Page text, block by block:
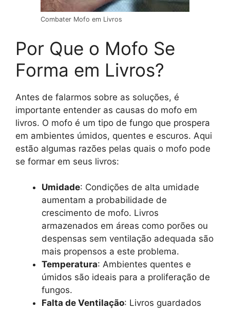
Combater Mofo em Livros
Por Que o Mofo Se
Forma em Livros?
Antes de falarmos sobre as soluções, é
importante entender as causas do mofo em
livros. O mofo é um tipo de fungo que prospera
em ambientes úmidos, quentes e escuros. Aqui
estão algumas razões pelas quais o mofo pode
se formar em seus livros:
Umidade: Condições de alta umidade
aumentam a probabilidade de
crescimento de mofo. Livros
armazenados em áreas como porões ou
despensas sem ventilação adequada são
mais propensos a este problema.
Temperatura: Ambientes quentes e
úmidos são ideais para a proliferação de
fungos.
Falta de Ventilação: Livros guardados